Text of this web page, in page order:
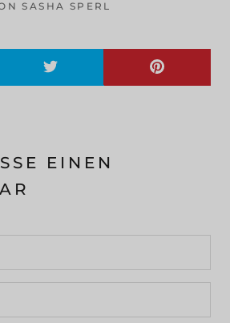
SASHA SPERL
EINEN